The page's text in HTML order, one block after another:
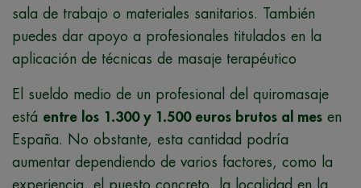
sala de trabajo o materiales sanitarios. También
puedes dar apoyo a profesionales titulados en la
aplicación de técnicas de masaje terapéutico
El sueldo medio de un profesional del quiromasaje
está entre los 1.300 y 1.500 euros brutos al mes en
España. No obstante, esta cantidad podría
aumentar dependiendo de varios factores, como la
experiencia, el puesto concreto, la localidad en la